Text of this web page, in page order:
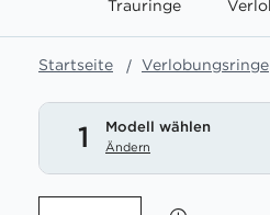
Trauringe
Startseite Verlobungsringe
1 Modell wählen
Ändern